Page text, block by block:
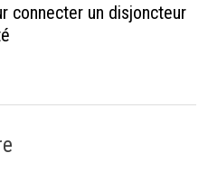
connecter un disjoncteur